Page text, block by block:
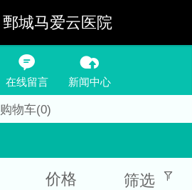
鄄城马爱云医院
在线留言 新闻中心
购物车(0)
价格 筛选